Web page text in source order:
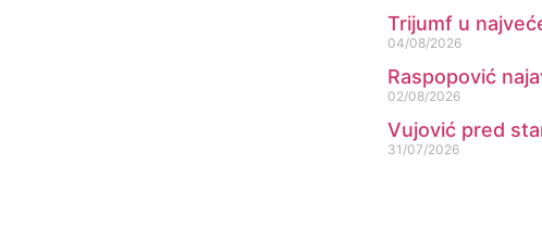
Trijumf u
04/08/2026
Raspopović
02/08/2026
Vujović pred
31/07/2026